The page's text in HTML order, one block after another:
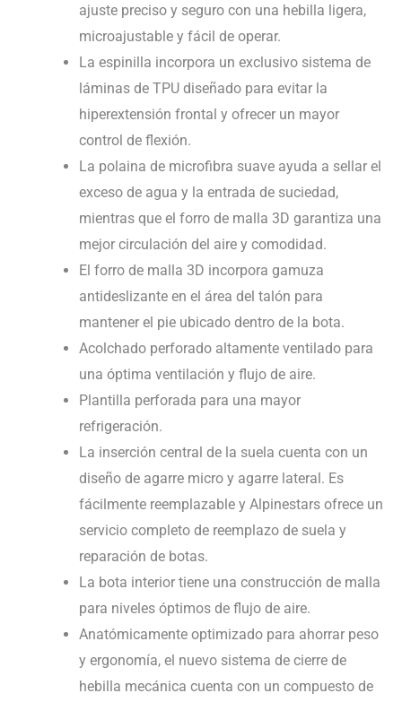
ajuste preciso y seguro con una hebilla ligera,
microajustable y fácil de operar.
La espinilla incorpora un exclusivo sistema de
láminas de TPU diseñado para evitar la
hiperextensión frontal y ofrecer un mayor
control de flexión.
La polaina de microfibra suave ayuda a sellar el
exceso de agua y la entrada de suciedad,
mientras que el forro de malla 3D garantiza una
mejor circulación del aire y comodidad.
El forro de malla 3D incorpora gamuza
antideslizante en el área del talón para
mantener el pie ubicado dentro de la bota.
Acolchado perforado altamente ventilado para
una óptima ventilación y flujo de aire.
Plantilla perforada para una mayor
refrigeración.
La inserción central de la suela cuenta con un
diseño de agarre micro y agarre lateral. Es
fácilmente reemplazable y Alpinestars ofrece un
servicio completo de reemplazo de suela y
reparación de botas.
La bota interior tiene una construcción de malla
para niveles óptimos de flujo de aire.
Anatómicamente optimizado para ahorrar peso
y ergonomía, el nuevo sistema de cierre de
hebilla mecánica cuenta con un compuesto de